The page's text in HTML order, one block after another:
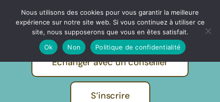
IBF | EVOLUTION FORMATIONS -
Pratiques et métiers de l'humain
Echanger avec un conseiller
S’inscrire
Nous utilisons des cookies pour vous garantir la meilleure
expérience sur notre site web. Si vous continuez à utiliser ce
site, nous supposerons que vous en êtes satisfait.
Ok
Non Politique de confidentialité